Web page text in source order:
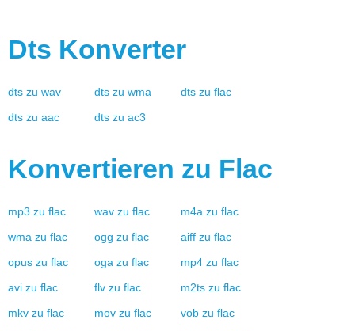
Dts Konverter
dts zu wav dts zu wma dts zu flac
dts zu aac dts zu ac3
Konvertieren zu Flac
mp3 zu flac wav zu flac m4a zu flac
wma zu flac ogg zu flac aiff zu flac
opus zu flac oga zu flac mp4 zu flac
avi zu flac flv zu flac m2ts zu flac
mkv zu flac mov zu flac vob zu flac